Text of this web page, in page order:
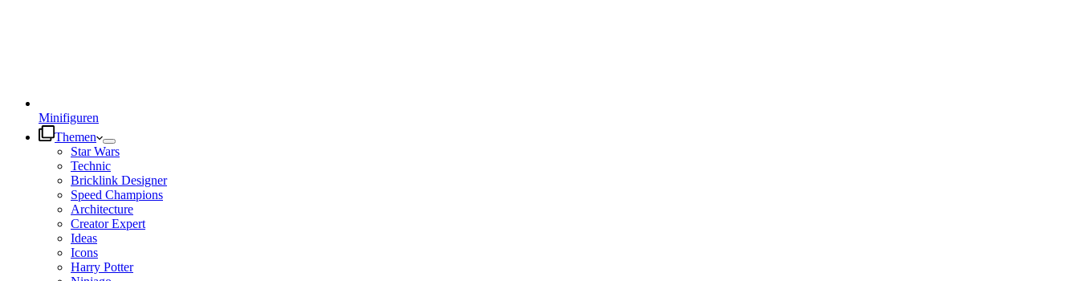
Minifiguren
Themen
Star Wars
Technic
Bricklink Designer
Speed Champions
Architecture
Creator Expert
Ideas
Icons
Harry Potter